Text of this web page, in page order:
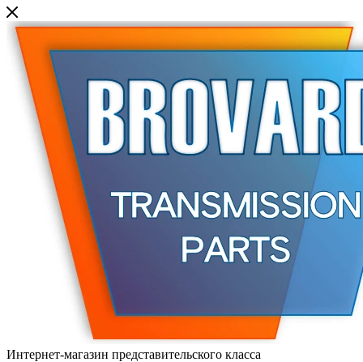
Интернет-магазин представительского класса